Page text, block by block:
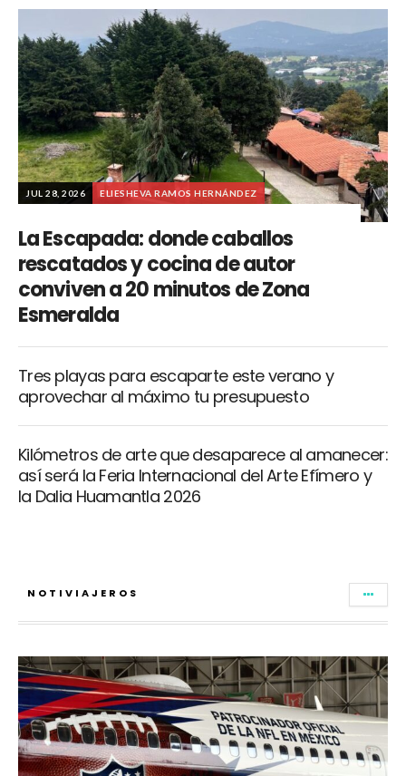
JUL 28, 2026 ELIESHEVA RAMOS HERNÁNDEZ
La Escapada: donde caballos
rescatados y cocina de autor
conviven a 20 minutos de Zona
Esmeralda
Tres playas para escaparte este verano y
aprovechar al máximo tu presupuesto
Kilómetros de arte que desaparece al amanecer:
así será la Feria Internacional del Arte Efímero y
la Dalia Huamantla 2026
NOTIVIAJEROS